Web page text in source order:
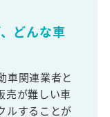
どんな車
車関連業者と
売が難しい車
ルすることが